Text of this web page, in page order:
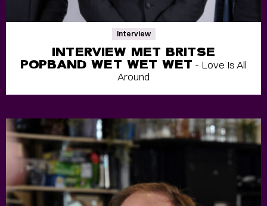
Interview
INTERVIEW MET BRITSE
POPBAND WET WET WET - Love Is All
Around